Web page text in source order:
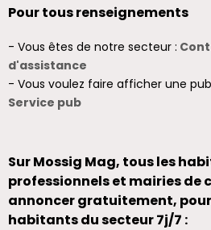
Pour tous renseignements
- Vous êtes de notre secteur :
d'assistance
- Vous voulez faire afficher une
Service pub
Sur Mossig Mag, tous les
professionnels et mairies de
annoncer gratuitement,
habitants du secteur 7j/7 :